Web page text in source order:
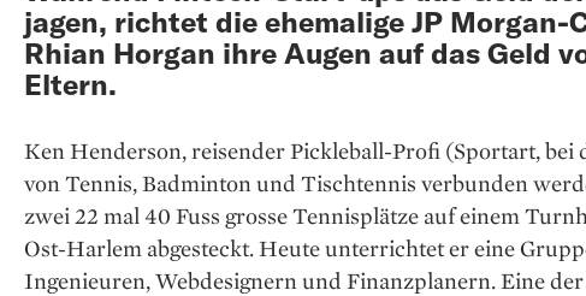
jagen, richtet die ehemalige JP Morgan-
Rhian Horgan ihre Augen auf das Geld
Eltern.
Ken Henderson, ­reisender Pickleball-Profi (Sportart, bei
von Tennis, Badminton und Tischtennis verbunden
zwei 22 mal 40 Fuss grosse Tennisplätze auf ­einem
Ost-Harlem abgesteckt. Heute unterrichtet er eine
Ingenieu­ren, Webdesignern und ­Finanzplanern. Eine